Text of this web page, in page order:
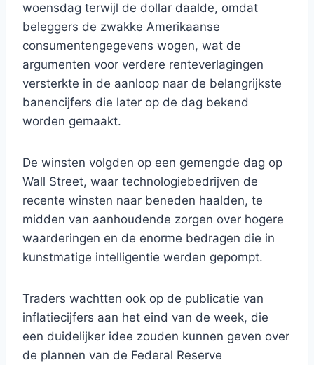
woensdag terwijl de dollar daalde, omdat
beleggers de zwakke Amerikaanse
consumentengegevens wogen, wat de
argumenten voor verdere renteverlagingen
versterkte in de aanloop naar de belangrijkste
banencijfers die later op de dag bekend
worden gemaakt.
De winsten volgden op een gemengde dag op
Wall Street, waar technologiebedrijven de
recente winsten naar beneden haalden, te
midden van aanhoudende zorgen over hogere
waarderingen en de enorme bedragen die in
kunstmatige intelligentie werden gepompt.
Traders wachtten ook op de publicatie van
inflatiecijfers aan het eind van de week, die
een duidelijker idee zouden kunnen geven over
de plannen van de Federal Reserve